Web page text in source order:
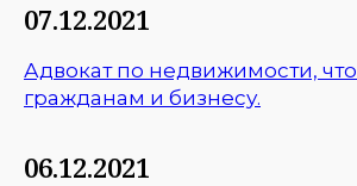
07.12.2021
Адвокат по недвижимости,
гражданам и бизнесу.
06.12.2021